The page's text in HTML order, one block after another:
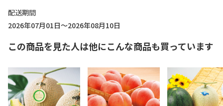
配送期間
2026年07月01日～2026年08月10日
この商品を見た人は他にこんな商品も買っています